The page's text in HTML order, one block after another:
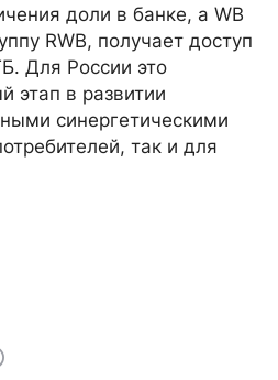
доли в банке, а WB
RWB, получает доступ
Для России это
этап в развитии
синергетическими
так и для